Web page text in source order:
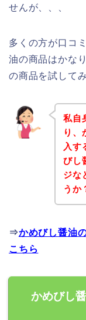
せんが、、、
多くの方が口コ
油の商品はかな
の商品を試して
私自
り、
入す
びし
ジな
うか
⇒かめびし醤油
こちら
かめびし